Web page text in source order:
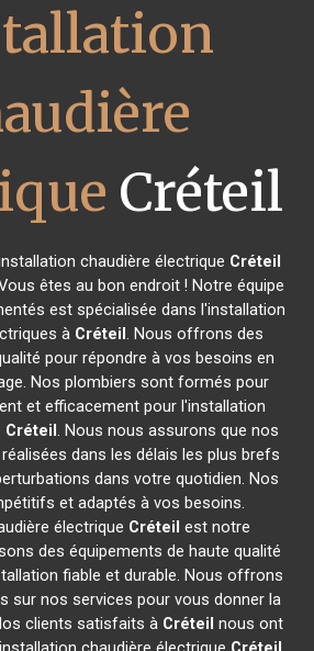
Créteil
chaudière électrique Créteil
êtes au bon endroit ! Notre équipe
est spécialisée dans l'installation
à Créteil. Nous offrons des
pour répondre à vos besoins en
Nos plombiers sont formés pour
et efficacement pour l'installation
Créteil. Nous nous assurons que nos
dans les délais les plus brefs
dans votre quotidien. Nos
et adaptés à vos besoins.
électrique Créteil est notre
des équipements de haute qualité
fiable et durable. Nous offrons
sur nos services pour vous donner la
clients satisfaits à Créteil nous ont